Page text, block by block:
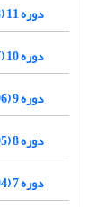
دوره 11 (1398)
دوره 10 (1397)
دوره 9 (1396)
دوره 8 (1395)
دوره 7 (1394)